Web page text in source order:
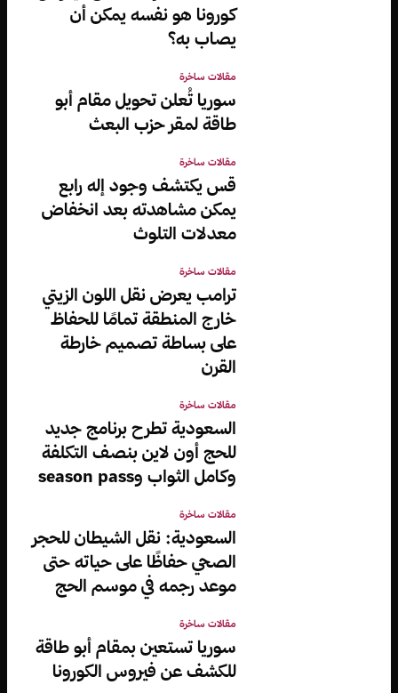
كورونا هو نفسه يمكن أن
يصاب به؟
مقالات ساخرة
سوريا تُعلن تحويل مقام أبو
طاقة لمقر حزب البعث
مقالات ساخرة
قس يكتشف وجود إله رابع
يمكن مشاهدته بعد انخفاض
معدلات التلوث
مقالات ساخرة
ترامب يعرض نقل اللون الزيتي
خارج المنطقة تمامًا للحفاظ
على بساطة تصميم خارطة
القرن
مقالات ساخرة
السعودية تطرح برنامج جديد
للحج أون لاين بنصف التكلفة
وكامل الثواب وseason pass
مقالات ساخرة
السعودية: نقل الشيطان للحجر
الصحي حفاظًا على حياته حتى
موعد رجمه في موسم الحج
مقالات ساخرة
سوريا تستعين بمقام أبو طاقة
للكشف عن فيروس الكورونا